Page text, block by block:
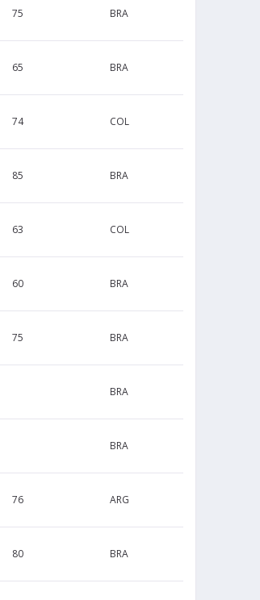
75 BRA
65 BRA
74 COL
85 BRA
63 COL
60 BRA
75 BRA
BRA
BRA
76 ARG
80 BRA